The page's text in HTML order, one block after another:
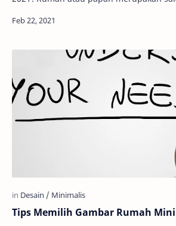
Tips Memilih Gambar Rumah